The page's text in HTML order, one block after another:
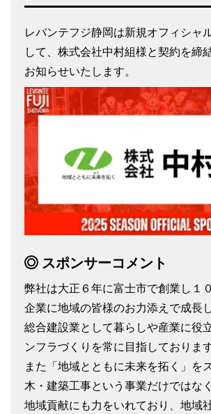
レバンテフジ静岡は新規オフィシャ
して、株式会社中村組様と契約を締
お知らせいたします。
スポンサーコメント
弊社は大正６年に富士市で創業し１
企業に地域の皆様のお力添えで成長
総合建設業として暮らしや産業に役
ンフラづくりを常に目指しております
また「地域とともに未来を拓く」を
木・建築工事という事業だけではなく
地域貢献にも力をいれており、地域